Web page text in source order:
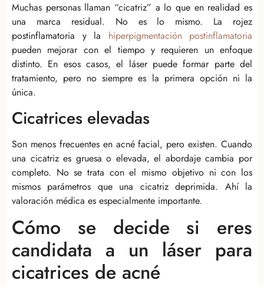
Muchas personas llaman “cicatriz” a lo que en realidad es
una marca residual. No es lo mismo. La rojez
postinflamatoria y la hiperpigmentación postinflamatoria
pueden mejorar con el tiempo y requieren un enfoque
distinto. En esos casos, el láser puede formar parte del
tratamiento, pero no siempre es la primera opción ni la
única.
Cicatrices elevadas
Son menos frecuentes en acné facial, pero existen. Cuando
una cicatriz es gruesa o elevada, el abordaje cambia por
completo. No se trata con el mismo objetivo ni con los
mismos parámetros que una cicatriz deprimida. Ahí la
valoración médica es especialmente importante.
Cómo se decide si eres
candidata a un láser para
cicatrices de acné